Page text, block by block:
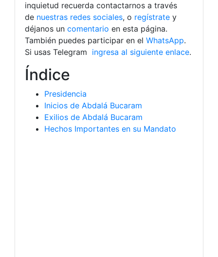
inquietud recuerda contactarnos a través
de nuestras redes sociales, o regístrate y
déjanos un comentario en esta página.
También puedes participar en el WhatsApp.
Si usas Telegram ingresa al siguiente enlace.
Índice
Presidencia
Inicios de Abdalá Bucaram
Exilios de Abdalá Bucaram
Hechos Importantes en su Mandato